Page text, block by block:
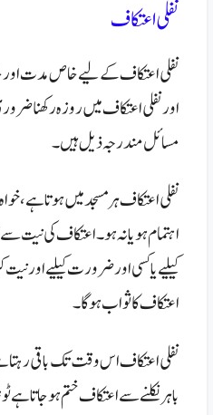
نفلی اعتکاف
نفلی اعتکاف کے لیے خاص مدت اور
اور نفلی اعتکاف میں روزہ رکھنا
مسائل مندرجہ ذیل ہیں ۔
نفلی اعتکاف ہر مسجد میں ہو تا ہے ،
اہتمام ہو یا نہ ہو۔ اعتکاف کی نیت
کیلیے یا کسی اور ضرورت کیلیے اور
اعتکاف کا ثواب ہو گا۔
نفلی اعتکاف اس وقت تک باقی
باہر نکلنے سے اعتکاف ختم ہو جا تا ہے